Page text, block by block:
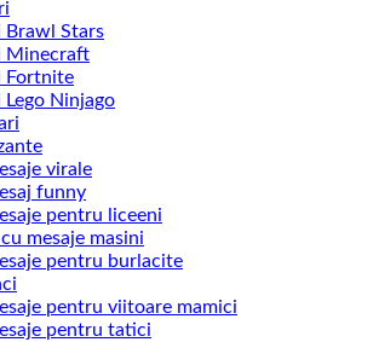
Brawl Stars
Minecraft
Fortnite
Lego Ninjago
virale
funny
pentru liceeni
mesaje masini
pentru burlacite
pentru viitoare mamici
pentru tatici